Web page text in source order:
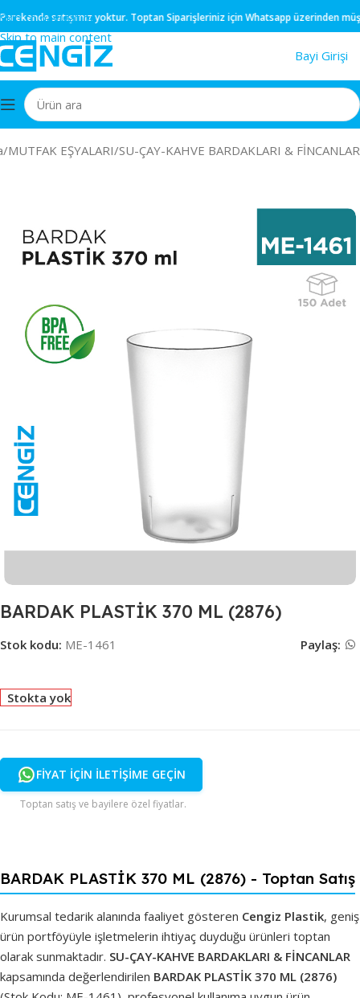
Skip to navigation
Skip to main content
satışımız yoktur.ToptanSiparişleriniz içinWhatsappüzerinden
Bayi Girişi
/MUTFAK EŞYALARI/SU-ÇAY-KAHVE BARDAKLARI & FİNCANLAR
BARDAK PLASTİK 370 ML (2876)
Stok kodu: ME-1461 Paylaş:
Stokta yok
FİYAT İÇİN İLETİŞİME GEÇİN
Toptan satış ve bayilere özel fiyatlar.
BARDAK PLASTİK 370 ML (2876) - Toptan Satış
Kurumsal tedarik alanında faaliyet gösteren Cengiz Plastik, geniş
ürün portföyüyle işletmelerin ihtiyaç duyduğu ürünleri toptan
olarak sunmaktadır. SU-ÇAY-KAHVE BARDAKLARI & FİNCANLAR
kapsamında değerlendirilen BARDAK PLASTİK 370 ML (2876)